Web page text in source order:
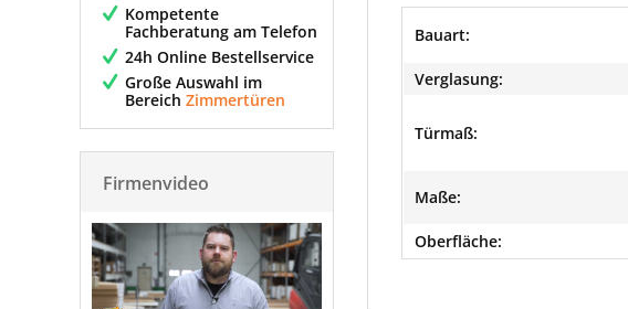
Kompetente
Fachberatung am Telefon
24h Online Bestellservice
Große Auswahl im
Bereich Zimmertüren
Firmenvideo
Bauart:
Verglasung:
Türmaß:
Maße:
Oberfläche: